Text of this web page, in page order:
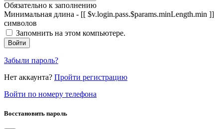
Обязательно к заполнению
Минимальная длина - [[ $v.login.pass.$params.minLength.min ]]
символов
Запомнить на этом компьютере.
Войти
Забыли пароль?
Нет аккаунта? Пройти регистрацию
Войти по номеру телефона
Восстановить пароль